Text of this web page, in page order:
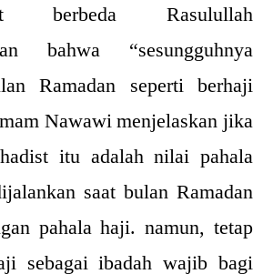
Rasulullah
bahwa “sesungguhnya
Ramadan seperti berhaji
Nawawi menjelaskan jika
itu adalah nilai pahala
saat bulan Ramadan
pahala haji. namun, tetap
sebagai ibadah wajib bagi